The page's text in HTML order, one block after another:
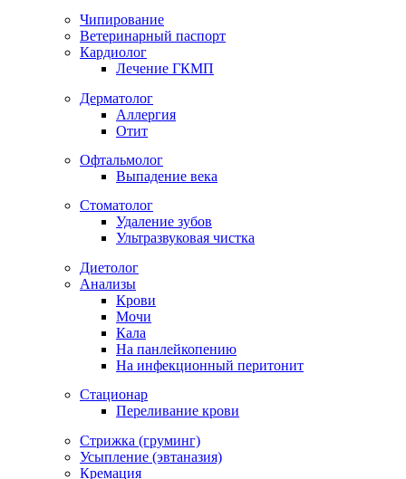
Чипирование
Ветеринарный паспорт
Кардиолог
Лечение ГКМП
Дерматолог
Аллергия
Отит
Офтальмолог
Выпадение века
Стоматолог
Удаление зубов
Ультразвуковая чистка
Диетолог
Анализы
Крови
Мочи
Кала
На панлейкопению
На инфекционный перитонит
Стационар
Переливание крови
Стрижка (груминг)
Усыпление (эвтаназия)
Кремация